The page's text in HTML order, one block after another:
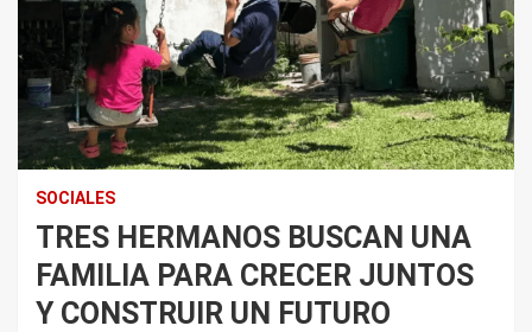
SOCIALES
TRES HERMANOS BUSCAN UNA
FAMILIA PARA CRECER JUNTOS
Y CONSTRUIR UN FUTURO